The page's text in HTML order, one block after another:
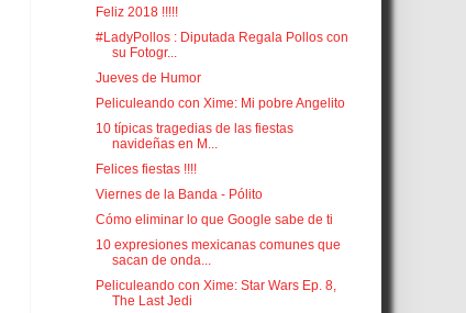
Feliz 2018 !!!!!
#LadyPollos : Diputada Regala Pollos con
su Fotogr...
Jueves de Humor
Peliculeando con Xime: Mi pobre Angelito
10 típicas tragedias de las fiestas
navideñas en M...
Felices fiestas !!!!
Viernes de la Banda - Pólito
Cómo eliminar lo que Google sabe de ti
10 expresiones mexicanas comunes que
sacan de onda...
Peliculeando con Xime: Star Wars Ep. 8,
The Last Jedi